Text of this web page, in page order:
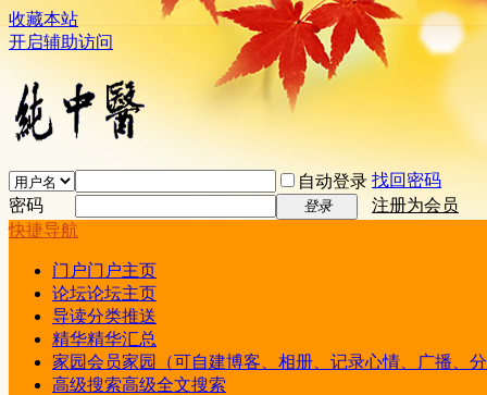
收藏本站
开启辅助访问
自动登录 找回密码
密码
登录
注册为会员
快捷导航
门户门户主页
论坛论坛主页
导读分类推送
精华精华汇总
家园会员家园（可自建博客、相册、记录心情、广播、
高级搜索高级全文搜索